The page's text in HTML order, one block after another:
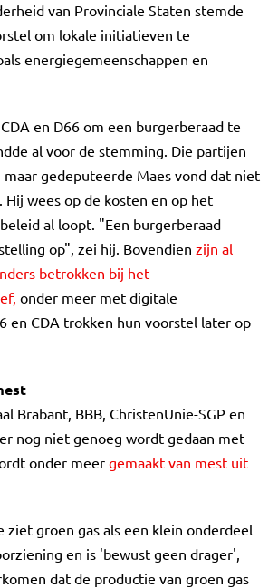
van Provinciale Staten stemde
om lokale initiatieven te
energiegemeenschappen en
en D66 om een burgerberaad te
al voor de stemming. Die partijen
gedeputeerde Maes vond dat niet
wees op de kosten en op het
al loopt. "Een burgerberaad
op", zei hij. Bovendien zijn al
betrokken bij het
onder meer met digitale
en CDA trokken hun voorstel later op
Brabant, BBB, ChristenUnie-SGP en
nog niet genoeg wordt gedaan met
onder meer gemaakt van mest uit
ziet groen gas als een klein onderdeel
en is 'bewust geen drager',
dat de productie van groen gas